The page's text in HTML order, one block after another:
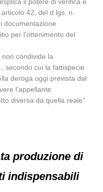
42, del d.lgs. n.
documentazione
per l’ottenimento del
condivide la
secondo cui la fattispecie
deroga oggi prevista dal
l’appellante
diversa da quella reale”.
produzione di
indispensabili